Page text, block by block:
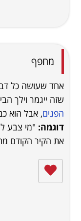
מחפף
אחד שעושה כל
שזה ייגמר וילך
הפנים, אבל הוא
דוגמה: "מי צבע
את הקיר הקודם